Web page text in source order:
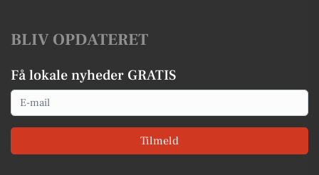
BLIV OPDATERET
Få lokale nyheder GRATIS
Email
Tilmeld